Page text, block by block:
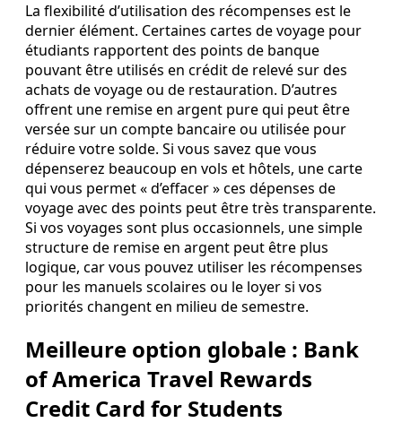
La flexibilité d’utilisation des récompenses est le
dernier élément. Certaines cartes de voyage pour
étudiants rapportent des points de banque
pouvant être utilisés en crédit de relevé sur des
achats de voyage ou de restauration. D’autres
offrent une remise en argent pure qui peut être
versée sur un compte bancaire ou utilisée pour
réduire votre solde. Si vous savez que vous
dépenserez beaucoup en vols et hôtels, une carte
qui vous permet « d’effacer » ces dépenses de
voyage avec des points peut être très transparente.
Si vos voyages sont plus occasionnels, une simple
structure de remise en argent peut être plus
logique, car vous pouvez utiliser les récompenses
pour les manuels scolaires ou le loyer si vos
priorités changent en milieu de semestre.
Meilleure option globale : Bank
of America Travel Rewards
Credit Card for Students